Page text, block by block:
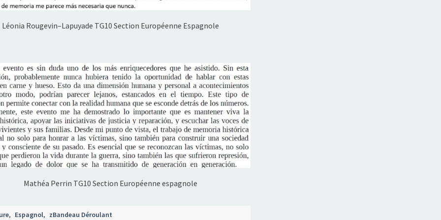
Léonia Rougevin–Lapuyade TG10 Section Européenne Espagnole
Mathéa Perrin TG10 Section Européenne espagnole
, Espagnol, zBandeau Déroulant